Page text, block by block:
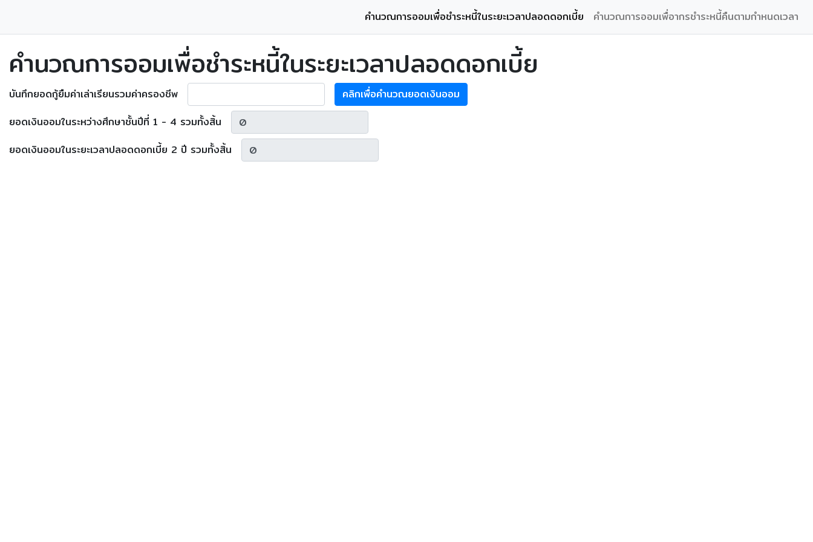
คำนวณการออมเพื่อชำระหนี้ในระยะเวลาปลอดดอกเบี้ย (current)
คำนวณการออมเพื่อากรชำระหนี้คืนตามกำหนดเวลา
คำนวณการออมเพื่อชำระหนี้ในระยะเวลาปลอดดอกเบี้ย
บันทึกยอดกู้ยืมค่าเล่าเรียนรวมค่าครองชีพ
คลิกเพื่อคำนวณยอดเงินออม
ยอดเงินออมในระหว่างศึกษาชั้นปีที่ 1 - 4 รวมทั้งสิ้น
ยอดเงินออมในระยะเวลาปลอดดอกเบี้ย 2 ปี รวมทั้งสิ้น